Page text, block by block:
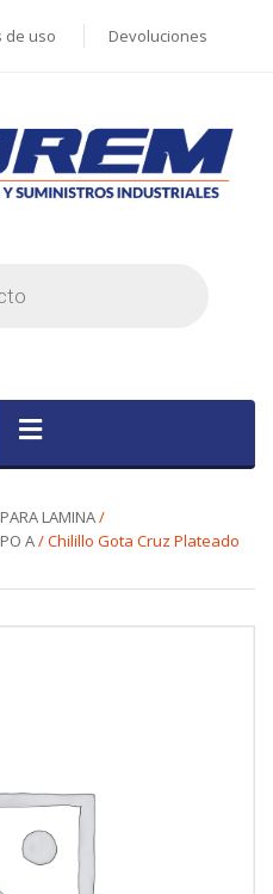
de uso Devoluciones
LAMINA/
A/ Chilillo Gota Cruz Plateado